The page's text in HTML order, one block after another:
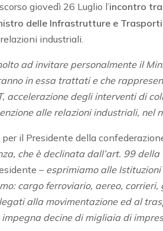
giovedì 26 Luglio l’incontro
delle Infrastrutture e
industriali.
ad invitare personalmente il
in essa trattati e che
accelerazione degli interventi di
alle relazioni industriali, nel
per il Presidente della
che è declinata dall’art. 99
– esprimiamo alle
cargo ferroviario, aereo,
alla movimentazione ed al
decine di migliaia di